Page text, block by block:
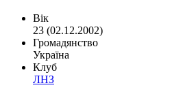
Вік
23 (02.12.2002)
Громадянство
Україна
Клуб
ЛНЗ